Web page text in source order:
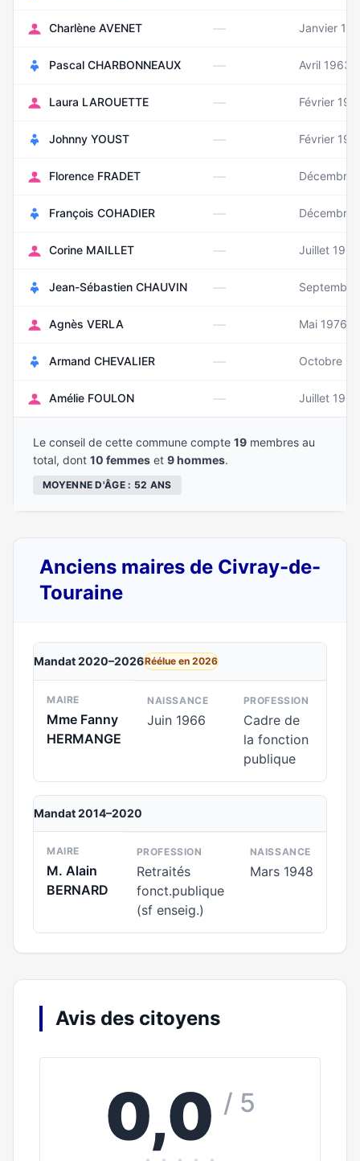
Charlène AVENET — Janvier
Pascal CHARBONNEAUX — Avril 1963
Laura LAROUETTE — Février
Johnny YOUST — Février
Florence FRADET — Décembre
François COHADIER — Décembre
Corine MAILLET — Juillet 1954
Jean-Sébastien CHAUVIN —
Agnès VERLA — Mai 1976
Armand CHEVALIER — Octobre
Amélie FOULON — Juillet 1986
Le conseil de cette commune compte 19 membres au
total, dont 10 femmes et 9 hommes.
MOYENNE D'ÂGE : 52 ANS
Anciens maires de Civray-de-
Touraine
Mandat 2020–2026Réélue en 2026
MAIRE
Mme Fanny
HERMANGE
NAISSANCE
Juin 1966
PROFESSION
Cadre de
la fonction
publique
Mandat 2014–2020
MAIRE
M. Alain
BERNARD
PROFESSION
Retraités
fonct.publique
(sf enseig.)
NAISSANCE
Mars 1948
Avis des citoyens
0,0 / 5